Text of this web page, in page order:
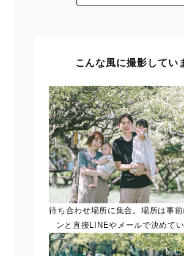
こんな風に撮影してい
待ち合わせ場所に集合。場所は事
ンと直接LINEやメールで決めてい